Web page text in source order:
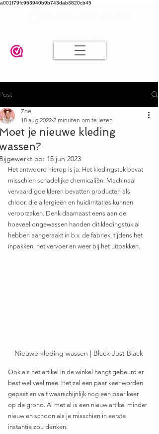
a001f79fc963940b9b743dab3820cb45
je nieuwe kleding
Zoë
18 aug 2022 2 minuten om te lezen
op: 15 jun 2023
Het antwoord hierop is ja. Het kledingstuk bevat
misschien schadelijke chemicaliën. Machinaal
vervaardigde kleren bevatten producten als
chloor, die allergieën en huidirritaties kunnen
veroorzaken. Denk daarnaast eens aan de
hoeveel ongewassen handen dit kledingstuk al
hebben aangeraakt in b.v. de fabriek, tijdens het
inpakken, het vervoer en weer bij het uitpakken.
Nieuwe kleding wassen | Black Just Black
Ook als het artikel in de winkel hangt gebeurd er
best wel veel mee. Het zal een paar keer worden
gepast en valt waarschijnlijk nog een paar keer
op de grond. Al met al is een nieuw artikel minder
nieuw en schoon als je misschien in eerste
instantie zou denken.